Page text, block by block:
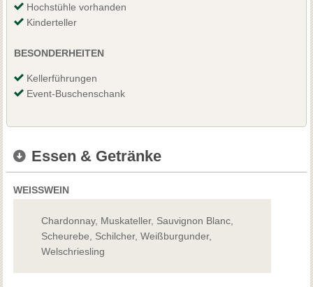
Hochstühle vorhanden
Kinderteller
BESONDERHEITEN
Kellerführungen
Event-Buschenschank
Essen & Getränke
WEISSWEIN
Chardonnay, Muskateller, Sauvignon Blanc,
Scheurebe, Schilcher, Weißburgunder,
Welschriesling